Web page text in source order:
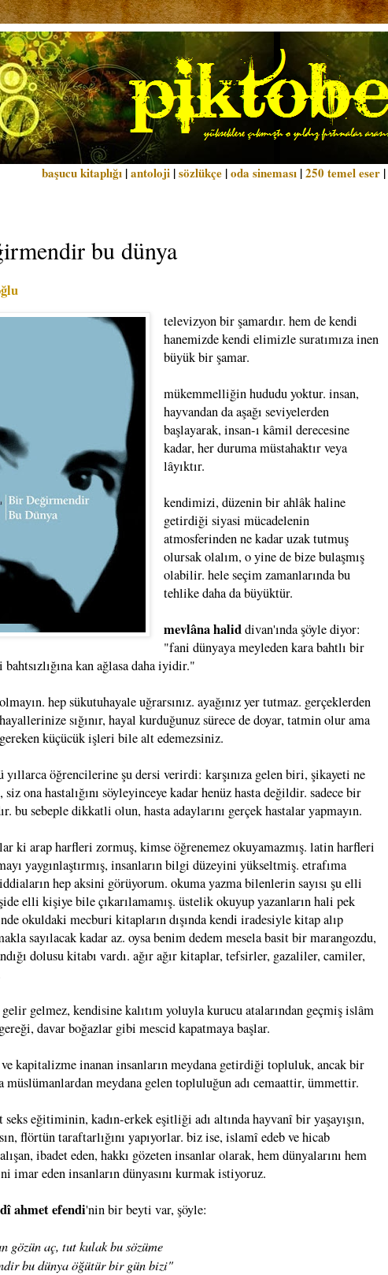
başucu kitaplığı |antoloji |sözlükçe |oda sineması |250 temel eser |
bu dünya
televizyon bir şamardır. hem de kendi
hanemizde kendi elimizle suratımıza inen
büyük bir şamar.
mükemmelliğin hududu yoktur. insan,
hayvandan da aşağı seviyelerden
başlayarak, insan-ı kâmil derecesine
kadar, her duruma müstahaktır veya
lâyıktır.
kendimizi, düzenin bir ahlâk haline
getirdiği siyasi mücadelenin
atmosferinden ne kadar uzak tutmuş
olursak olalım, o yine de bize bulaşmış
olabilir. hele seçim zamanlarında bu
tehlike daha da büyüktür.
mevlâna haliddivan'ında şöyle diyor:
"fani dünyaya meyleden kara bahtlı bir
kan ağlasa daha iyidir."
hep sükutuhayale uğrarsınız. ayağınız yer tutmaz. gerçeklerden
sığınır, hayal kurduğunuz sürece de doyar, tatmin olur ama
küçücük işleri bile alt edemezsiniz.
yıllarca öğrencilerine şu dersi verirdi: karşınıza gelen biri, şikayeti ne
ona hastalığını söyleyinceye kadar henüz hasta değildir. sadece bir
bu sebeple dikkatli olun, hasta adaylarını gerçek hastalar yapmayın.
ki arap harfleri zormuş, kimse öğrenemez okuyamazmış. latin harfleri
yaygınlaştırmış, insanların bilgi düzeyini yükseltmiş. etrafıma
hep aksini görüyorum. okuma yazma bilenlerin sayısı şu elli
elli kişiye bile çıkarılamamış. üstelik okuyup yazanların hali pek
okuldaki mecburi kitapların dışında kendi iradesiyle kitap alıp
sayılacak kadar az. oysa benim dedem mesela basit bir marangozdu,
dolusu kitabı vardı. ağır ağır kitaplar, tefsirler, gazaliler, camiler,
gelmez, kendisine kalıtım yoluyla kurucu atalarından geçmiş islâm
davar boğazlar gibi mescid kapatmaya başlar.
kapitalizme inanan insanların meydana getirdiği topluluk, ancak bir
müslümanlardan meydana gelen topluluğun adı cemaattir, ümmettir.
seks eğitiminin, kadın-erkek eşitliği adı altında hayvanî bir yaşayışın,
flörtün taraftarlığını yapıyorlar. biz ise, islamî edeb ve hicab
ibadet eden, hakkı gözeten insanlar olarak, hem dünyalarını hem
imar eden insanların dünyasını kurmak istiyoruz.
ahmet efendi'nin bir beyti var, şöyle:
gözün aç, tut kulak bu sözüme
bu dünya öğütür bir gün bizi"